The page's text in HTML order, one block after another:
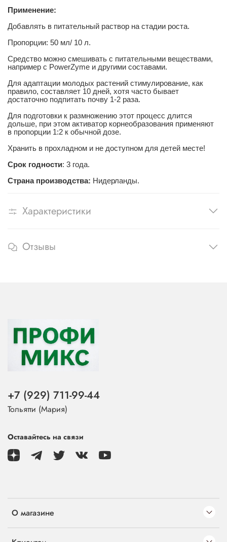
Применение:
Добавлять в питательный раствор на стадии роста.
Пропорции: 50 мл/ 10 л.
Средство можно смешивать с питательными веществами,
например с PowerZyme и другими составами.
Для адаптации молодых растений стимулирование, как
правило, составляет 10 дней, хотя часто бывает
достаточно подпитать почву 1-2 раза.
Для подготовки к размножению этот процесс длится
дольше, при этом активатор корнеобразования применяют
в пропорции 1:2 к обычной дозе.
Хранить в прохладном и не доступном для детей месте!
Срок годности: 3 года.
Страна производства: Нидерланды.
Характеристики
Отзывы
О магазине
+7 (929) 711-99-44
Тольятти (Мария)
Оставайтесь на связи